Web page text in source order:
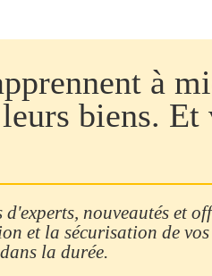
à
biens. Et
nouveautés et
et la sécurisation de vos
la durée.